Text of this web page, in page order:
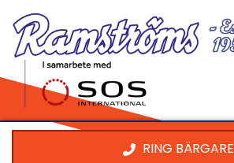
RING BÄRGARE